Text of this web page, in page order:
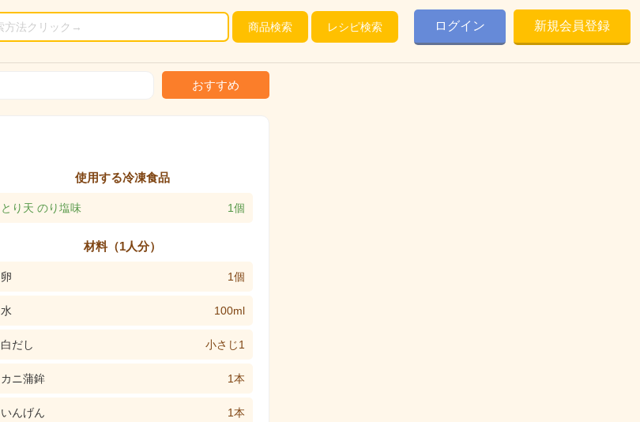
商品検索 レシピ検索 ログイン 新規会員登録
おすすめ
使用する冷凍食品
とり天 のり塩味 1個
材料（1人分）
卵 1個
水 100ml
白だし 小さじ1
カニ蒲鉾 1本
いんげん 1本